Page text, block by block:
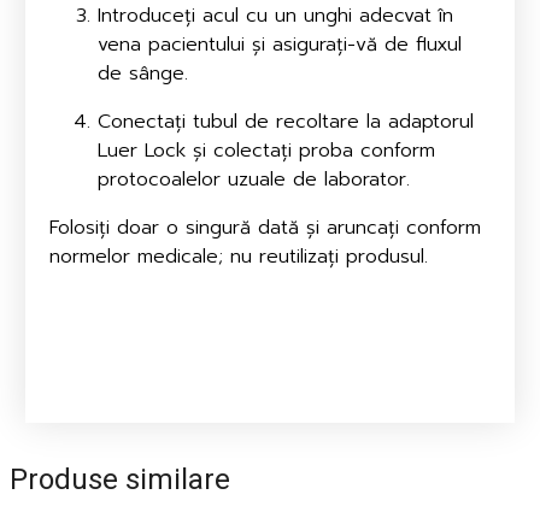
Introduceți acul cu un unghi adecvat în
vena pacientului și asigurați-vă de fluxul
de sânge.
Conectați tubul de recoltare la adaptorul
Luer Lock și colectați proba conform
protocoalelor uzuale de laborator.
Folosiți doar o singură dată și aruncați conform
normelor medicale; nu reutilizați produsul.
Produse similare